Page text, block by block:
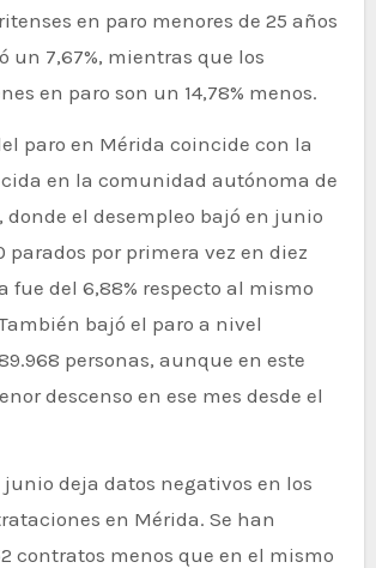
en paro menores de 25 años
un 7,67%, mientras que los
en paro son un 14,78% menos.
paro en Mérida coincide con la
en la comunidad autónoma de
donde el desempleo bajó en junio
parados por primera vez en diez
fue del 6,88% respecto al mismo
bajó el paro a nivel
personas, aunque en este
descenso en ese mes desde el
deja datos negativos en los
en Mérida. Se han
contratos menos que en el mismo